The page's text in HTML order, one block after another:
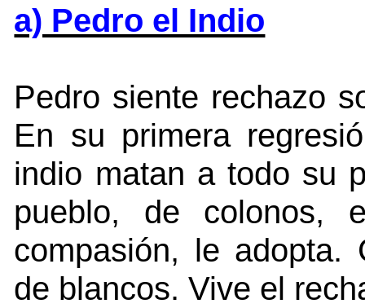
a) Pedro el Indio
Pedro siente rechazo
En su primera
indio matan a todo su
pueblo, de colonos,
compasión, le adopta.
de blancos. Vive el